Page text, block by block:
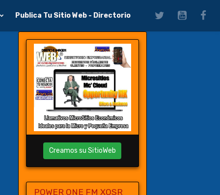
Publica Tu Sitio Web - Directorio
Creamos su SitioWeb
POWER ONE FM XOSR